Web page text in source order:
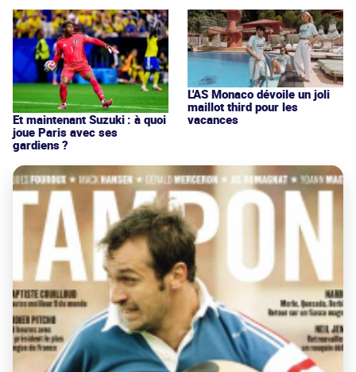
Et maintenant Suzuki : à quoi
joue Paris avec ses
gardiens ?
L'AS Monaco dévoile un joli
maillot third pour les
vacances